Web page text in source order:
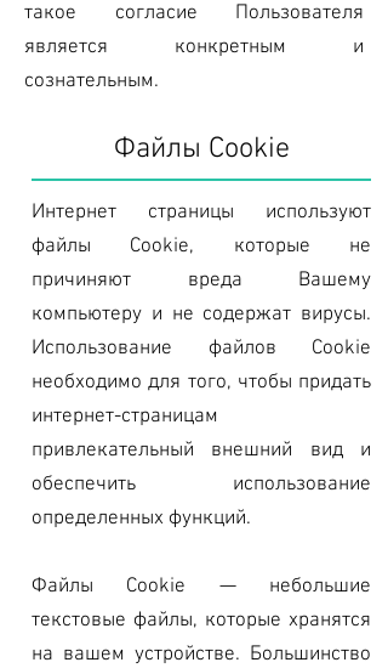
такое согласие Пользователя
является конкретным и
сознательным.
Файлы Cookie
Интернет страницы используют
файлы Cookie, которые не
причиняют вреда Вашему
компьютеру и не содержат вирусы.
Использование файлов Cookie
необходимо для того, чтобы придать
интернет-страницам
привлекательный внешний вид и
обеспечить использование
определенных функций.
Файлы Cookie — небольшие
текстовые файлы, которые хранятся
на вашем устройстве. Большинство